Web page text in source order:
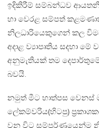
ඉදිකිරීම් සම්බන්ධව
හා වෙරළ සම්පත්
නිලධාරියෙකුගෙන් කල
අදාළ ව්‍යාපෘතිය සදහා
අනුමැතියක් තම
බවයි.
නමුත් මීට හාත්පස වෙනස්
ලේකම්වරිය(හිටපු)
වන විට සම්පූර්ණයෙන්ම